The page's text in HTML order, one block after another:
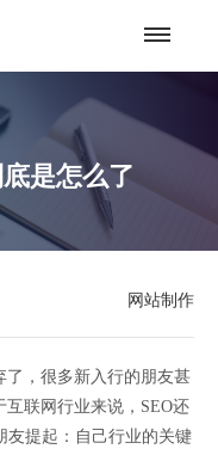
是怎么了
网站制作
，很多新入行的朋友甚
联网行业来说，SEO还
友提起：自己行业的关键